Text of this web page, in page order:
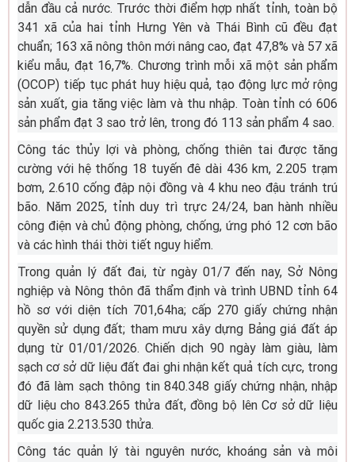
dẫn đầu cả nước. Trước thời điểm hợp nhất tỉnh, toàn bộ
341 xã của hai tỉnh Hưng Yên và Thái Bình cũ đều đạt
chuẩn; 163 xã nông thôn mới nâng cao, đạt 47,8% và 57 xã
kiểu mẫu, đạt 16,7%. Chương trình mỗi xã một sản phẩm
(OCOP) tiếp tục phát huy hiệu quả, tạo động lực mở rộng
sản xuất, gia tăng việc làm và thu nhập. Toàn tỉnh có 606
sản phẩm đạt 3 sao trở lên, trong đó 113 sản phẩm 4 sao.
Công tác thủy lợi và phòng, chống thiên tai được tăng
cường với hệ thống 18 tuyến đê dài 436 km, 2.205 trạm
bơm, 2.610 cống đập nội đồng và 4 khu neo đậu tránh trú
bão. Năm 2025, tỉnh duy trì trực 24/24, ban hành nhiều
công điện và chủ động phòng, chống, ứng phó 12 cơn bão
và các hình thái thời tiết nguy hiểm.
Trong quản lý đất đai, từ ngày 01/7 đến nay, Sở Nông
nghiệp và Nông thôn đã thẩm định và trình UBND tỉnh 64
hồ sơ với diện tích 701,64ha; cấp 270 giấy chứng nhận
quyền sử dụng đất; tham mưu xây dựng Bảng giá đất áp
dụng từ 01/01/2026. Chiến dịch 90 ngày làm giàu, làm
sạch cơ sở dữ liệu đất đai ghi nhận kết quả tích cực, trong
đó đã làm sạch thông tin 840.348 giấy chứng nhận, nhập
dữ liệu cho 843.265 thửa đất, đồng bộ lên Cơ sở dữ liệu
quốc gia 2.213.530 thửa.
Công tác quản lý tài nguyên nước, khoáng sản và môi